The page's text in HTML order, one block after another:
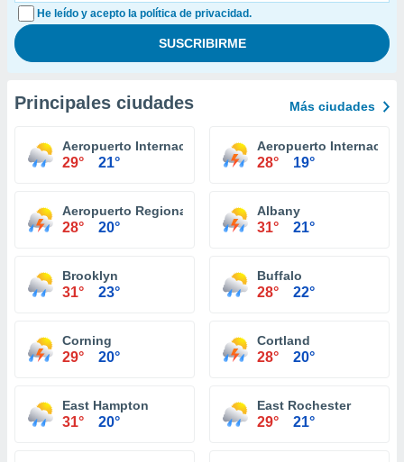
He leído y acepto la política de privacidad.
Principales ciudades Más ciudades
Aeropuerto Internacional Niagara Falls
29° 21°
Aeropuerto
28° 19°
Aeropuerto Regional Ithaca Tompkins
28° 20°
Albany
31° 21°
Brooklyn
31° 23°
Buffalo
28° 22°
Corning
29° 20°
Cortland
28° 20°
East Hampton
31° 20°
East Rochester
29° 21°